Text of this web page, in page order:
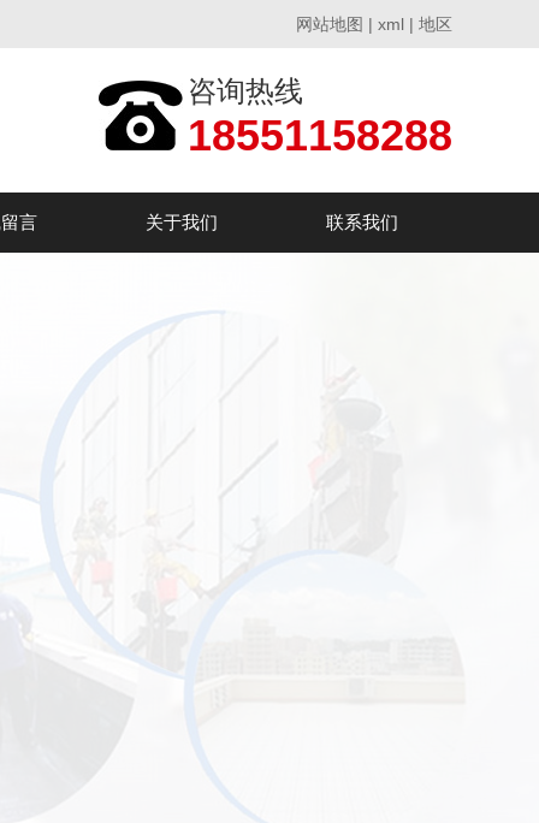
网站地图 | xml | 地区
咨询热线
18551158288
言 关于我们 联系我们